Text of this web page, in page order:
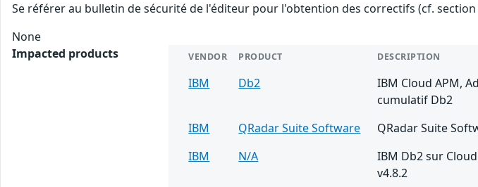
Se référer au bulletin de sécurité de l'éditeur pour l'obtention des correctifs (cf.
None
Impacted products
VENDOR PRODUCT DESCRIPTION
IBM Db2
IBM Cloud APM,
cumulatif Db2
IBM
QRadar Suite Software
QRadar Suite
IBM
N/A
IBM Db2 sur
v4.8.2